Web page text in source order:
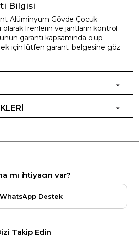
Bilgisi
Alüminyum Gövde Çocuk
frenlerin ve jantların kontrol
garanti kapsamında olup
için lütfen garanti belgesine göz
mı ihtiyacın var?
WhatsApp Destek
Takip Edin